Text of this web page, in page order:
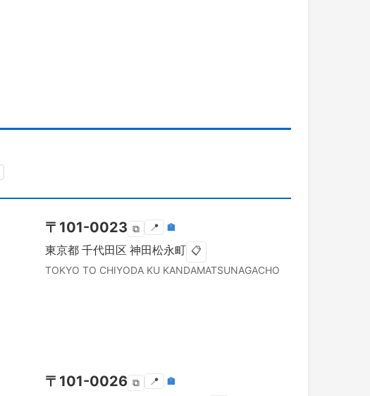
〒 101-0023 ⧉ 📍 🏣
東京都 千代田区 神田松永町 📋
TOKYO TO CHIYODA KU KANDAMATSUNAGACHO
〒 101-0026 ⧉ 📍 🏣